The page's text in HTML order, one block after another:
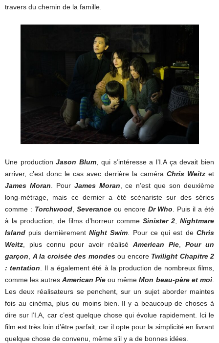
travers du chemin de la famille.
Une productionJason Blum , qui s’intéresse a l’I.A ça devait bien
arriver, c’est donc le cas avec derrière la caméra Chris Weitzet
James Moran . Pour James Moran , ce n’est que son deuxième
long-métrage, mais ce dernier a été scénariste sur des séries
comme : Torchwood, Severanceou encoreDr Who . Puis il a été
à la production, de films d’horreur comme Sinister 2
Nightmare
Island puis dernièrementNight Swim . Pour ce qui est deChris
Weitz , plus connu pour avoir réalisé American Pie
Pour un
garçon
A la croisée des mondesou encore Twilight Chapitre 2
: tentation . Il a également été à la production de nombreux films,
comme les autres American Pieou mêmeMon beau-père et moi
Les deux réalisateurs se penchent, sur un sujet aborder maintes
fois au cinéma, plus ou moins bien. Il y a beaucoup de choses à
dire sur l’I.A, car c’est quelque chose qui évolue rapidement. Ici le
film est très loin d’être parfait, car il opte pour la simplicité en livrant
quelque chose de convenu, même s’il y a de bonnes idées.